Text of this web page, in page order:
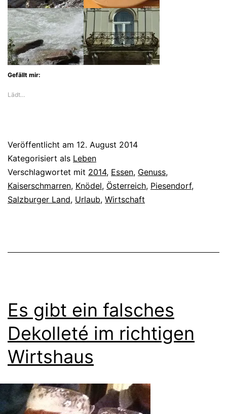
Gefällt mir:
Lädt…
Veröffentlicht am 12. August 2014
Kategorisiert als Leben
Verschlagwortet mit 2014, Essen, Genuss,
Kaiserschmarren, Knödel, Österreich, Piesendorf,
Salzburger Land, Urlaub, Wirtschaft
Es gibt ein falsches
Dekolleté im richtigen
Wirtshaus